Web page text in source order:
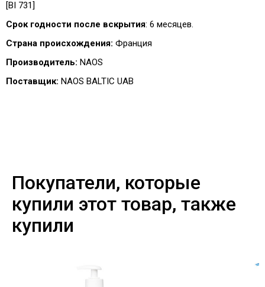
[BI 731]
Срок годности после вскрытия: 6 месяцев.
Страна происхождения: Франция
Производитель: NAOS
Поставщик: NAOS BALTIC UAB
Покупатели, которые
купили этот товар, также
купили